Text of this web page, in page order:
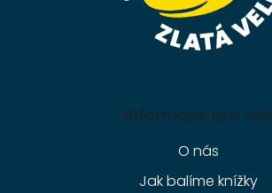
Informace pro vás
O nás
Jak balíme knížky